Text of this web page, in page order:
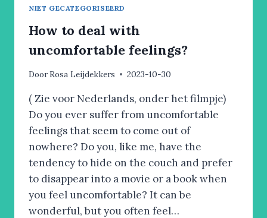
NIET GECATEGORISEERD
How to deal with
uncomfortable feelings?
DoorRosa Leijdekkers 2023-10-30
( Zie voor Nederlands, onder het filmpje)
Do you ever suffer from uncomfortable
feelings that seem to come out of
nowhere? Do you, like me, have the
tendency to hide on the couch and prefer
to disappear into a movie or a book when
you feel uncomfortable? It can be
wonderful, but you often feel…